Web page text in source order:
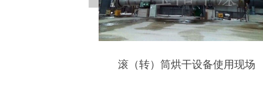
滚（转）筒烘干设备使用现场 滚筒